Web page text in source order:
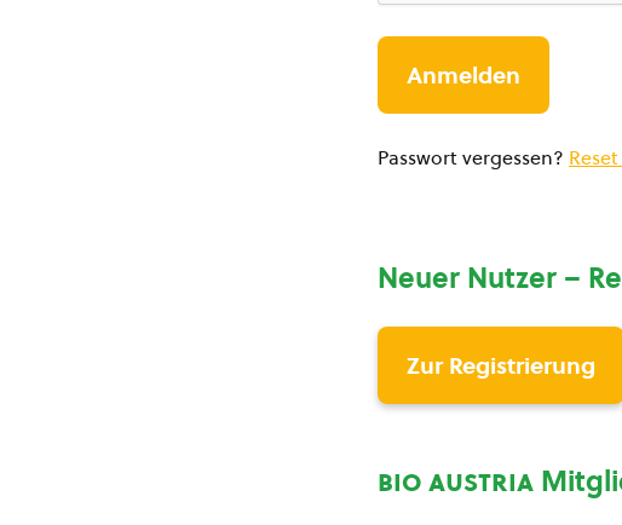
Passwort vergessen?
Neuer Nutzer –
Zur Registrierung
bio austria